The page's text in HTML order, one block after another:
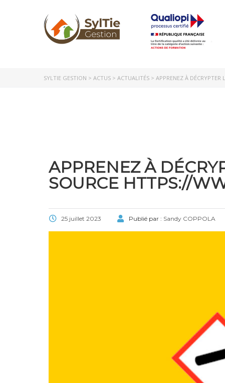
SYLTIE GESTION > ACTUS > ACTUALITÉS > APPRENEZ À
APPRENEZ À
SOURCE HTTPS://
25 juillet 2023 Publié par : Sandy COPPOLA